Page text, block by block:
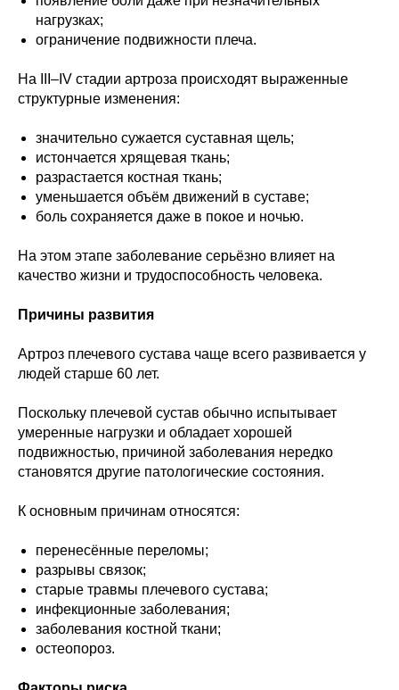
нагрузках;
ограничение подвижности плеча.
На III–IV стадии артроза происходят выраженные
структурные изменения:
значительно сужается суставная щель;
истончается хрящевая ткань;
разрастается костная ткань;
уменьшается объём движений в суставе;
боль сохраняется даже в покое и ночью.
На этом этапе заболевание серьёзно влияет на
качество жизни и трудоспособность человека.
Причины развития
Артроз плечевого сустава чаще всего развивается у
людей старше 60 лет.
Поскольку плечевой сустав обычно испытывает
умеренные нагрузки и обладает хорошей
подвижностью, причиной заболевания нередко
становятся другие патологические состояния.
К основным причинам относятся:
перенесённые переломы;
разрывы связок;
старые травмы плечевого сустава;
инфекционные заболевания;
заболевания костной ткани;
остеопороз.